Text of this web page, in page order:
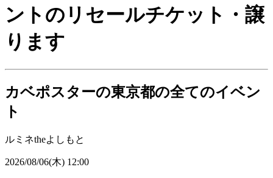
ントのリセールチケット・譲
ります
カベポスターの東京都の全てのイベン
ト
ルミネtheよしもと
2026/08/06(木) 12:00